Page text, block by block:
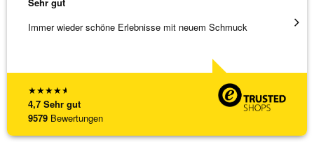
★★★★★
4,7 Sehr gut
9579 Bewertungen
Immer wieder schöne Erlebnisse mit neuem Schmuck